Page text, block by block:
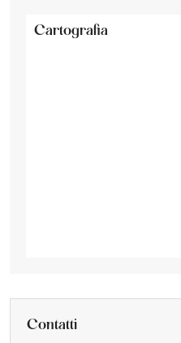
Cartografia
Contatti